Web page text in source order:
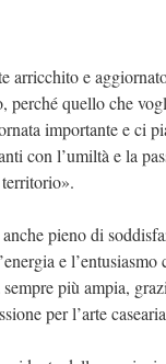
arricchito e
perché quello che
importante e ci
con l’umiltà e la
pieno di
e
più ampia,
per l’arte